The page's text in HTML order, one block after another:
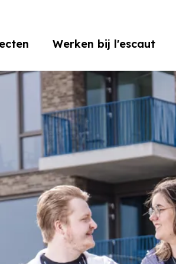
Werken bij l'escaut